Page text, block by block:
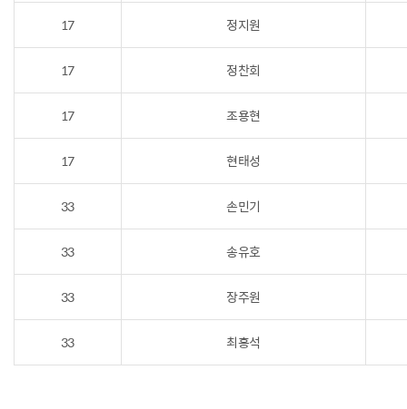
17 정지원
17 정찬회
17 조용현
17 현태성
33 손민기
33 송유호
33 장주원
33 최홍석